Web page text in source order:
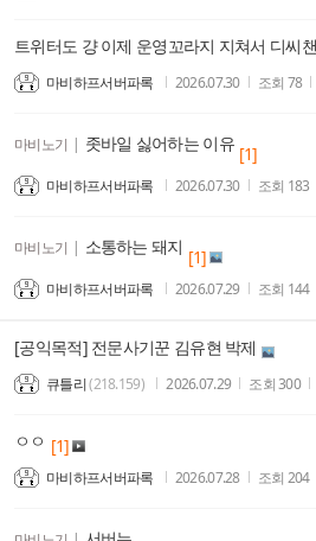
마비하프서버파록 2026.07.30 조회 78
마비노기 | 좃바일 싫어하는 이유 [1]
마비하프서버파록 2026.07.30 조회 183
마비노기 | 소통하는 돼지 [1]
마비하프서버파록 2026.07.29 조회 144
[공익목적] 전문사기꾼 김유현 박제
큐틀리(218.159) 2026.07.29 조회300
ㅇㅇ [1]
마비하프서버파록 2026.07.28 조회 204